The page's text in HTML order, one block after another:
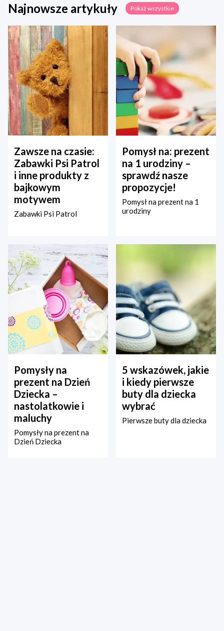
Najnowsze artykuły Pokaż wszystkie
Zawsze na czasie:
Zabawki Psi Patrol
i inne produkty z
bajkowym
motywem
Zabawki Psi Patrol
Pomysł na: prezent
na 1 urodziny –
sprawdź nasze
propozycje!
Pomysł na prezent na 1
urodziny
Pomysły na
prezent na Dzień
Dziecka –
nastolatkowie i
maluchy
Pomysły na prezent na
Dzień Dziecka
5 wskazówek, jakie
i kiedy pierwsze
buty dla dziecka
wybrać
Pierwsze buty dla dziecka